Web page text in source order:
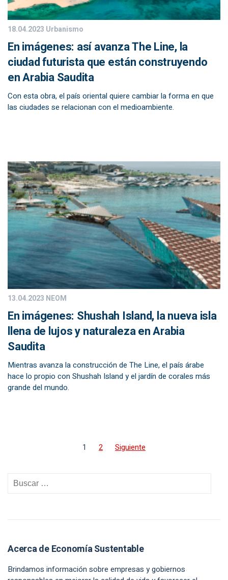
18.04.2023 Urbanismo
En imágenes: así avanza The Line, la
ciudad futurista que están construyendo
en Arabia Saudita
Con esta obra, el país oriental quiere cambiar la forma en que
las ciudades se relacionan con el medioambiente.
13.04.2023 NEOM
En imágenes: Shushah Island, la nueva isla
llena de lujos y naturaleza en Arabia
Saudita
Mientras avanza la construcción de The Line, el país árabe
hace lo propio con Shushah Island y el jardín de corales más
grande del mundo.
1 2 Siguiente
Acerca de Economía Sustentable
Brindamos información sobre empresas y gobiernos